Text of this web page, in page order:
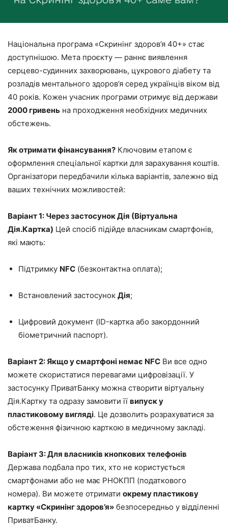
Національна програма «Скринінг здоров’я 40+» стає
доступнішою. Мета проєкту — раннє виявлення
серцево-судинних захворювань, цукрового діабету та
розладів ментального здоров’я серед українців віком від
40 років. Кожен учасник програми отримує від держави
2000 гривень на проходження необхідних медичних
обстежень.
Як отримати фінансування? Ключовим етапом є
оформлення спеціальної картки для зарахування коштів.
Організатори передбачили кілька варіантів, залежно від
ваших технічних можливостей:
Варіант 1: Через застосунок Дія (Віртуальна
Дія.Картка) Цей спосіб підійде власникам смартфонів,
які мають:
Підтримку NFC (безконтактна оплата);
Встановлений застосунок Дія;
Цифровий документ (ID-картка або закордонний
біометричний паспорт).
Варіант 2: Якщо у смартфоні немає NFC Ви все одно
можете скористатися перевагами цифровізації. У
застосунку ПриватБанку можна створити віртуальну
Дія.Картку та одразу замовити її випуск у
пластиковому вигляді. Це дозволить розрахуватися за
обстеження фізичною карткою в медичному закладі.
Варіант 3: Для власників кнопкових телефонів
Держава подбала про тих, хто не користується
смартфонами або не має РНОКПП (податкового
номера). Ви можете отримати окрему пластикову
картку «Скринінг здоров’я» безпосередньо у відділенні
ПриватБанку.